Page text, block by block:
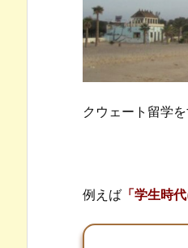
活
ど
う
た
と
め
クウェート留学
例えば 「学生時